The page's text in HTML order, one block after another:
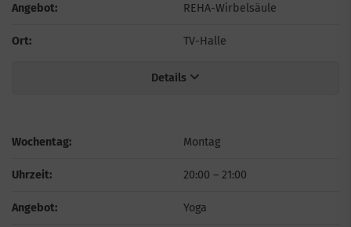
Angebot: REHA-Wirbelsäule
Ort: TV-Halle
Details
Wochentag: Montag
Uhrzeit: 20:00 – 21:00
Angebot: Yoga